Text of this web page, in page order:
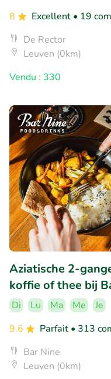
8 Excellent • 19
De Rector
Leuven (0km)
Vendu : 330
Aziatische 2-
koffie of thee bij
Di Lu Ma Me
Je
9.6
Parfait • 313
Bar Nine
Leuven (0km)